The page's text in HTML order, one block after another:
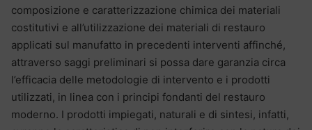
composizione e caratterizzazione chimica dei materiali
costitutivi e all’utilizzazione dei materiali di restauro
applicati sul manufatto in precedenti interventi affinché,
attraverso saggi preliminari si possa dare garanzia circa
l’efficacia delle metodologie di intervento e i prodotti
utilizzati, in linea con i principi fondanti del restauro
moderno. I prodotti impiegati, naturali e di sintesi, infatti,